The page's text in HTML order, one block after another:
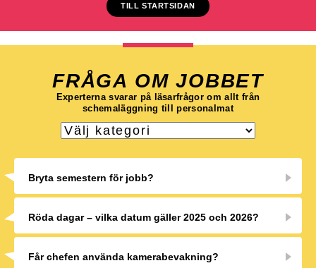
TILL STARTSIDAN
FRÅGA OM JOBBET
Experterna svarar på läsarfrågor om allt från
schemaläggning till personalmat
Bryta semestern för jobb?
Röda dagar – vilka datum gäller 2025 och 2026?
Får chefen använda kamerabevakning?